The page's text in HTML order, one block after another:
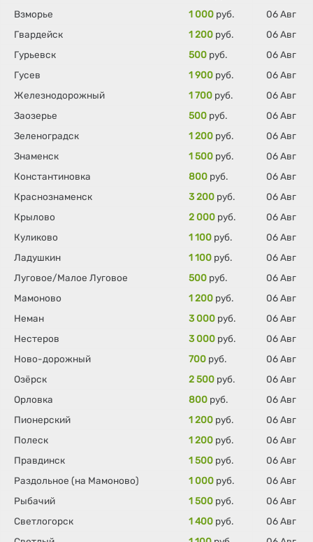
Взморье
1 000 руб.
06 Авг
Гвардейск
1 200 руб.
06 Авг
Гурьевск
500 руб.
06 Авг
Гусев
1 900 руб.
06 Авг
Железнодорожный
1 700 руб.
06 Авг
Заозерье
500 руб.
06 Авг
Зеленоградск
1 200 руб.
06 Авг
Знаменск
1 500 руб.
06 Авг
Константиновка
800 руб.
06 Авг
Краснознаменск
3 200 руб.
06 Авг
Крылово
2 000 руб.
06 Авг
Куликово
1 100 руб.
06 Авг
Ладушкин
1 100 руб.
06 Авг
Луговое/Малое Луговое
500 руб.
06 Авг
Мамоново
1 200 руб.
06 Авг
Неман
3 000 руб.
06 Авг
Нестеров
3 000 руб.
06 Авг
Ново-дорожный
700 руб.
06 Авг
Озёрск
2 500 руб.
06 Авг
Орловка
800 руб.
06 Авг
Пионерский
1 200 руб.
06 Авг
Полеск
1 200 руб.
06 Авг
Правдинск
1 500 руб.
06 Авг
Раздольное (на Мамоново)
1 000 руб.
06 Авг
Рыбачий
1 500 руб.
06 Авг
Светлогорск
1 400 руб.
06 Авг